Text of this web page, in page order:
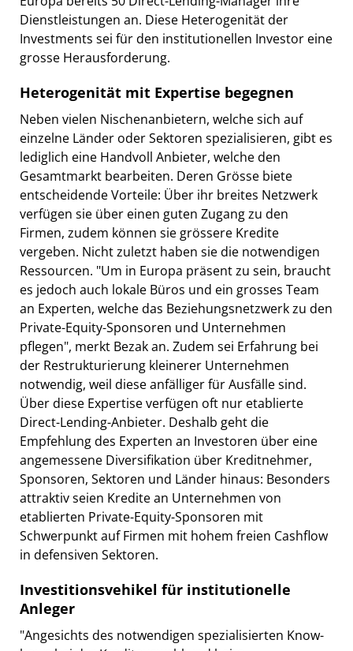
Dienstleistungen an. Diese Heterogenität der
Investments sei für den institutionellen Investor eine
grosse Herausforderung.
Heterogenität mit Expertise begegnen
Neben vielen Nischenanbietern, welche sich auf
einzelne Länder oder Sektoren spezialisieren, gibt es
lediglich eine Handvoll Anbieter, welche den
Gesamtmarkt bearbeiten. Deren Grösse biete
entscheidende Vorteile: Über ihr breites Netzwerk
verfügen sie über einen guten Zugang zu den
Firmen, zudem können sie grössere Kredite
vergeben. Nicht zuletzt haben sie die notwendigen
Ressourcen. "Um in Europa präsent zu sein, braucht
es jedoch auch lokale Büros und ein grosses Team
an Experten, welche das Beziehungsnetzwerk zu den
Private-Equity-Sponsoren und Unternehmen
pflegen", merkt Bezak an. Zudem sei Erfahrung bei
der Restrukturierung kleinerer Unternehmen
notwendig, weil diese anfälliger für Ausfälle sind.
Über diese Expertise verfügen oft nur etablierte
Direct-Lending-Anbieter. Deshalb geht die
Empfehlung des Experten an Investoren über eine
angemessene Diversifikation über Kreditnehmer,
Sponsoren, Sektoren und Länder hinaus: Besonders
attraktiv seien Kredite an Unternehmen von
etablierten Private-Equity-Sponsoren mit
Schwerpunkt auf Firmen mit hohem freien Cashflow
in defensiven Sektoren.
Investitionsvehikel für institutionelle
Anleger
"Angesichts des notwendigen spezialisierten Know-